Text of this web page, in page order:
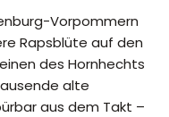
Vorpommern
Rapsblüte auf den
des Hornhechts
alte
aus dem Takt –